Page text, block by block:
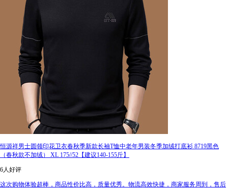
恒源祥男士圆领印花卫衣春秋季新款长袖T恤中老年男装冬季加绒打底衫 8719黑色
（春秋款不加绒） XL 175//52【建议140-155斤】
6人好评
这次购物体验超棒，商品性价比高，质量优秀。物流高效快捷，商家服务周到，售后